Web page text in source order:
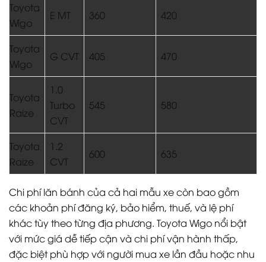
Toyota
Wigo
E MT 360 420
Toyota
Wigo
G CVT 405 470
Toyota
Raize
1.0
Turbo
CVT
545 580
Toyota
Raize
1.2
CVT
600 635
Chi phí lăn bánh của cả hai mẫu xe còn bao gồm
các khoản phí đăng ký, bảo hiểm, thuế, và lệ phí
khác tùy theo từng địa phương. Toyota Wigo nổi bật
với mức giá dễ tiếp cận và chi phí vận hành thấp,
đặc biệt phù hợp với người mua xe lần đầu hoặc nhu